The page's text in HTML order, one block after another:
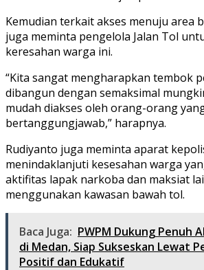
Kemudian terkait akses menuju area
juga meminta pengelola Jalan Tol
keresahan warga ini.
“Kita sangat mengharapkan tembok
dibangun dengan semaksimal
mudah diakses oleh orang-orang
bertanggungjawab,” harapnya.
Rudiyanto juga meminta aparat
menindaklanjuti kesesahan warga
aktifitas lapak narkoba dan maksiat
menggunakan kawasan bawah tol.
Baca Juga: PWPM Dukung Penuh
di Medan, Siap Sukseskan Lewat
Positif dan Edukatif